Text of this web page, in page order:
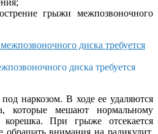
грыжи межпозвоночного
диска требуется
наркозом. В ходе ее удаляются
которые мешают нормальному
При грыже отсекается
внимания на радикулит,